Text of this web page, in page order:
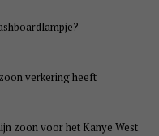
verkering heeft
zoon voor het Kanye West